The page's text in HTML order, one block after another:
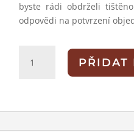
byste rádi obdrželi
odpovědi na potvrzení
poukaz
PŘIDAT